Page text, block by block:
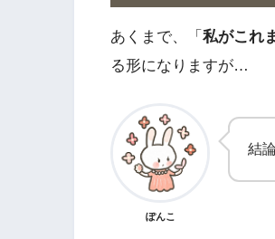
あくまで、「 私がこれ
る形になりますが…
ぽんこ
結